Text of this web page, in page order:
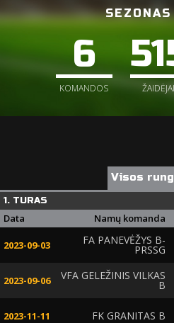
6
KOMANDOS ŽAIDĖJAI
Visos
1. TURAS
Data Namų komanda
2023-09-03 FA PANEVĖŽYS B-
PRSSG
2023-09-06 VFA GELEŽINIS VILKAS
B
2023-11-11 FK GRANITAS B